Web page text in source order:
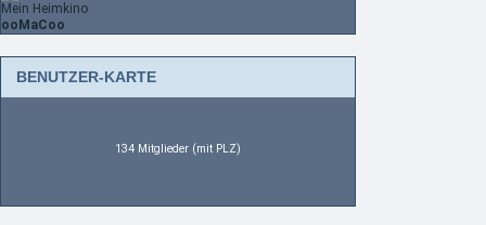
Mein Heimkino
ooMaCoo
BENUTZER-KARTE
134 Mitglieder (mit PLZ)